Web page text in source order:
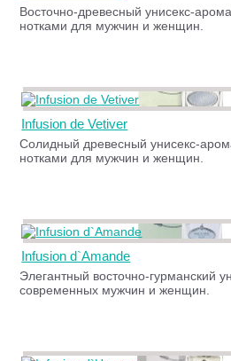
Восточно-древесный унисекс-
нотками для мужчин и женщин.
Infusion de Vetiver
Солидный древесный унисекс-
нотками для мужчин и женщин.
Infusion d`Amande
Элегантный восточно-гурманский
современных мужчин и женщин.